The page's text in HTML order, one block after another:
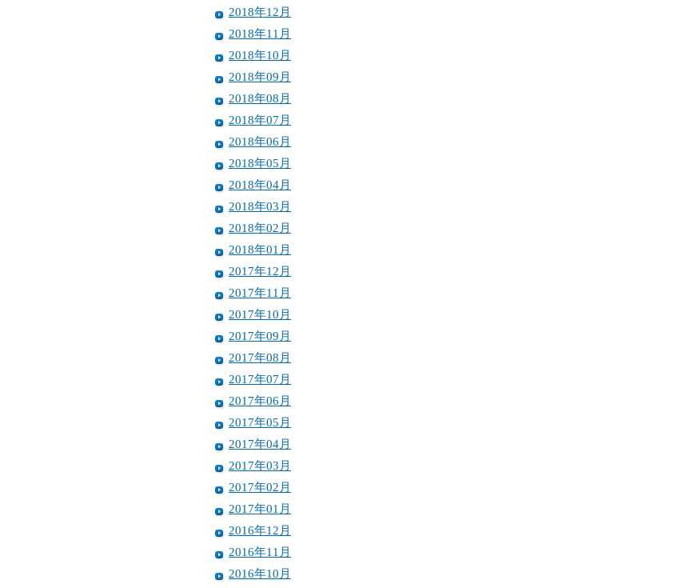
2018年12月
2018年11月
2018年10月
2018年09月
2018年08月
2018年07月
2018年06月
2018年05月
2018年04月
2018年03月
2018年02月
2018年01月
2017年12月
2017年11月
2017年10月
2017年09月
2017年08月
2017年07月
2017年06月
2017年05月
2017年04月
2017年03月
2017年02月
2017年01月
2016年12月
2016年11月
2016年10月